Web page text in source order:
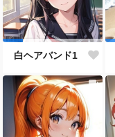
白ヘアバンド1